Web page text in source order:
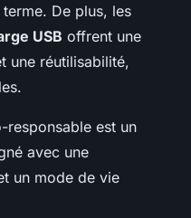
De plus, les
USB offrent une
une réutilisabilité,
responsable est un
avec une
un mode de vie